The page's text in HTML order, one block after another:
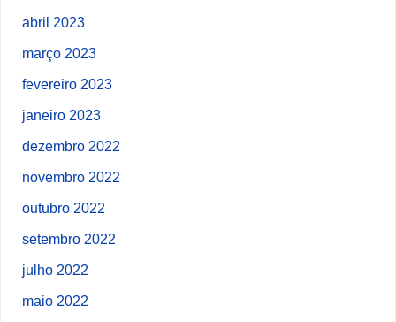
abril 2023
março 2023
fevereiro 2023
janeiro 2023
dezembro 2022
novembro 2022
outubro 2022
setembro 2022
julho 2022
maio 2022